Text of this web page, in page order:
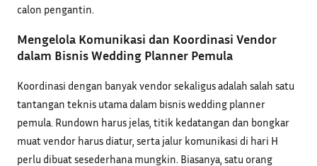
calon pengantin.
Mengelola Komunikasi dan Koordinasi Vendor
dalam Bisnis Wedding Planner Pemula
Koordinasi dengan banyak vendor sekaligus adalah salah satu
tantangan teknis utama dalam bisnis wedding planner
pemula. Rundown harus jelas, titik kedatangan dan bongkar
muat vendor harus diatur, serta jalur komunikasi di hari H
perlu dibuat sesederhana mungkin. Biasanya, satu orang